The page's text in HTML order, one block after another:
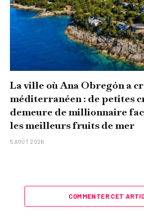
La ville où Ana Obregón a
méditerranéen : de petites
demeure de millionnaire
les meilleurs fruits de mer
5 AOÛT 2026
COMMENTER CET